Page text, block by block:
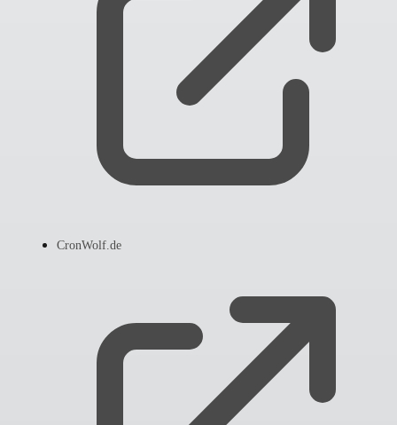
CronWolf.de